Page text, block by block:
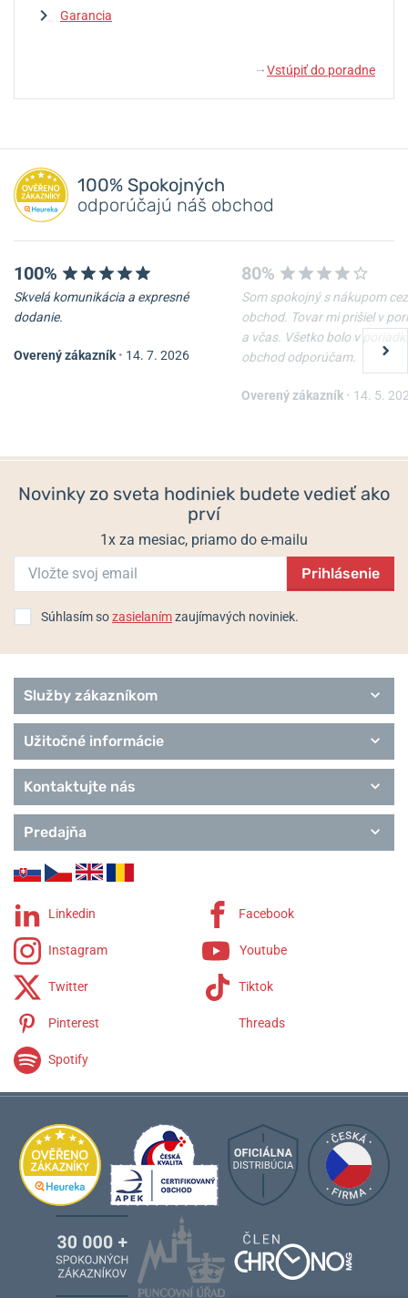
Garancia
↓ Vstúpiť do poradne
100% Spokojných
odporúčajú náš obchod
100%
Skvelá komunikácia a expresné
dodanie.
Overený zákazník • 14. 7. 2026
80%
Som spokojný s nákupom cez
obchod. Tovar mi prišiel v
a včas. Všetko bolo v
obchod odporúčam.
Overený zákazník • 14. 5.
Novinky zo sveta hodiniek budete vedieť ako
prví
1x za mesiac, priamo do e-mailu
Prihlásenie
Súhlasím sozasielanímzaujímavých noviniek.
Služby zákazníkom
Užitočné informácie
Kontaktujte nás
Predajňa
Linkedin Facebook
Instagram Youtube
Twitter Tiktok
Pinterest Threads
Spotify